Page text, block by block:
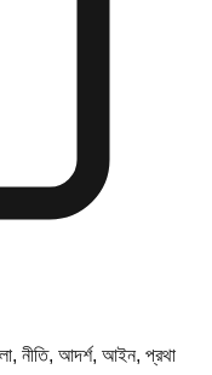
নীতি, আদর্শ, আইন, প্রথা